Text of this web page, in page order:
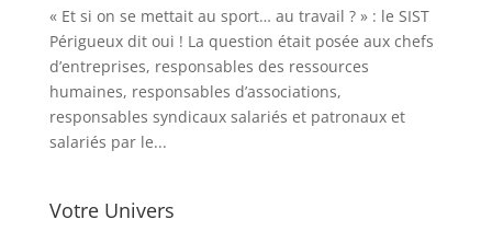
« Et si on se mettait au sport… au travail ? » : le SIST
Périgueux dit oui ! La question était posée aux chefs
d’entreprises, responsables des ressources
humaines, responsables d’associations,
responsables syndicaux salariés et patronaux et
salariés par le...
Votre Univers